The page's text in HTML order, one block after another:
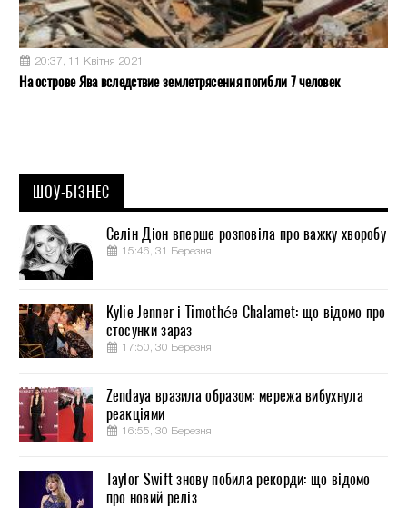
20:37, 11 Квітня 2021
На острове Ява вследствие землетрясения погибли 7 человек
ШОУ-БІЗНЕС
Селін Діон вперше розповіла про важку хворобу
15:46, 31 Березня
Kylie Jenner і Timothée Chalamet: що відомо про
стосунки зараз
17:50, 30 Березня
Zendaya вразила образом: мережа вибухнула
реакціями
16:55, 30 Березня
Taylor Swift знову побила рекорди: що відомо
про новий реліз